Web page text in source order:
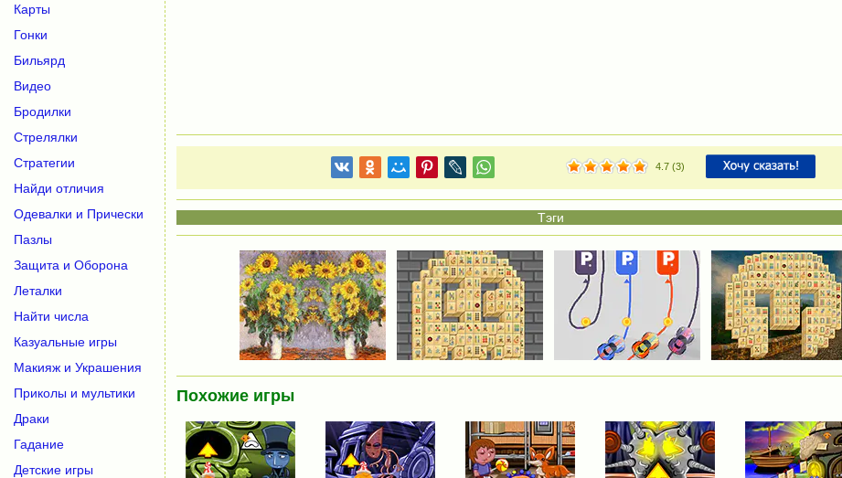
4.7 (3)
Похожие игры
Карты
Гонки
Бильярд
Видео
Бродилки
Стрелялки
Стратегии
Найди отличия
Одевалки и Прически
Пазлы
Защита и Оборона
Леталки
Найти числа
Казуальные игры
Макияж и Украшения
Приколы и мультики
Драки
Гадание
Детские игры